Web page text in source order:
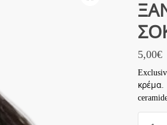
5,00€
κρέμα.